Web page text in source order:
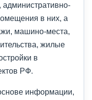
в них, а
машино-места,
жилые
в
РФ.
информации,